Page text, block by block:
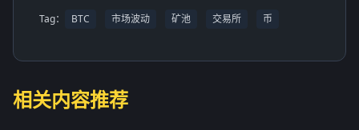
Tag： BTC 市场波动 矿池 交易所 币
相关内容推荐